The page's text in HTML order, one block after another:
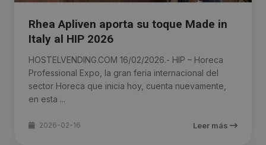
Rhea Apliven aporta su toque Made in
Italy al HIP 2026
HOSTELVENDING.COM 16/02/2026.- HIP – Horeca
Professional Expo, la gran feria internacional del
sector Horeca que inicia hoy, cuenta nuevamente,
en esta ...
2026-02-16 Leer más